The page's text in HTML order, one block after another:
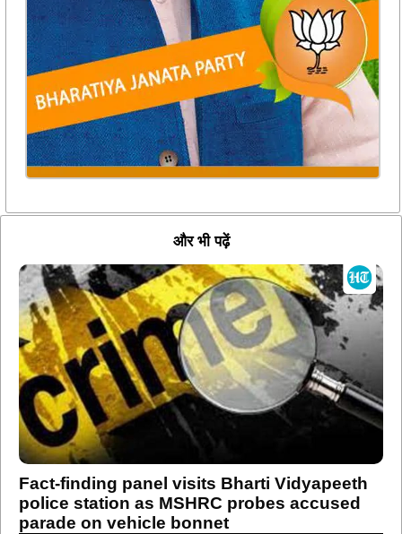
और भी पढ़ें
Fact-finding panel visits Bharti Vidyapeeth
police station as MSHRC probes accused
parade on vehicle bonnet